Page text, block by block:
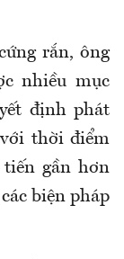
rắn, ông
nhiều mục
định phát
thời điểm
gần hơn
biện pháp